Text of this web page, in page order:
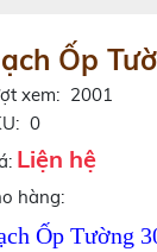
Ốp
xem: 2001
0
Liện hệ
hàng:
Ốp Tường